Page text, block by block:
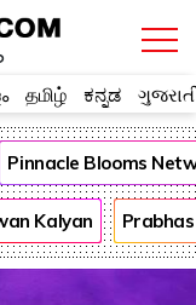
தமிழ் ಕನ್ನಡ
Pinnacle Blooms
Kalyan Prabhas